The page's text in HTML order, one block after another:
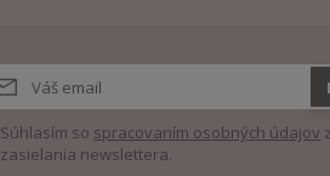
Súhlasím so spracovaním osobných údajov
zasielania newslettera.